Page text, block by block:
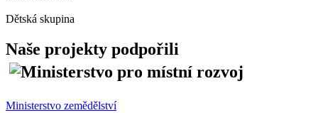
Dětská skupina
Naše projekty podpořili
Ministerstvo zemědělství